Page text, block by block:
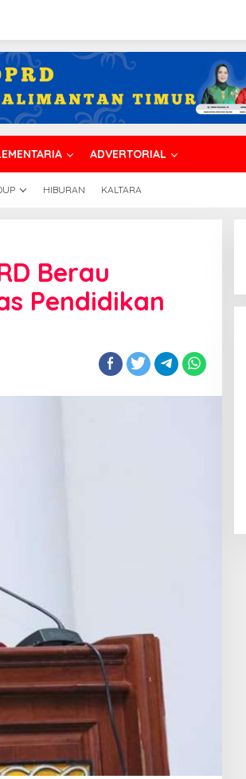
ADVERTORIAL
HIBURAN KALTARA
Berau
Pendidikan